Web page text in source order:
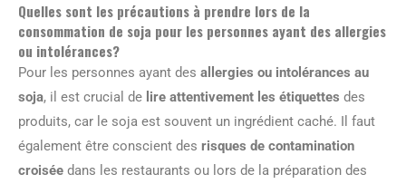
Quelles sont les précautions à prendre lors de la
consommation de soja pour les personnes ayant des allergies
ou intolérances?
Pour les personnes ayant des allergies ou intolérances au
soja, il est crucial de lire attentivement les étiquettes des
produits, car le soja est souvent un ingrédient caché. Il faut
également être conscient des risques de contamination
croisée dans les restaurants ou lors de la préparation des